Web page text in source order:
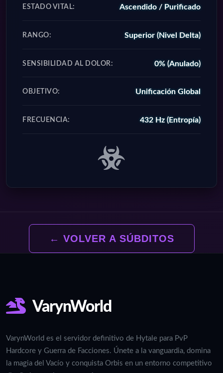
ESTADO VITAL: Ascendido / Purificado
RANGO: Superior (Nivel Delta)
SENSIBILIDAD AL DOLOR: 0% (Anulado)
OBJETIVO: Unificación Global
FRECUENCIA: 432 Hz (Entropía)
← VOLVER A SÚBDITOS
VarynWorld
VarynWorld es el servidor definitivo de Hytale para PvP
Hardcore y Guerra de Facciones. Únete a la vanguardia, domina
la magia del Vacío y conquista Orbis en un entorno competitivo